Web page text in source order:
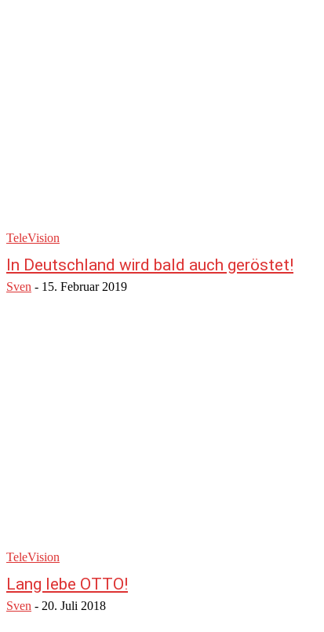
TeleVision
In Deutschland wird bald auch geröstet!
Sven - 15. Februar 2019
TeleVision
Lang lebe OTTO!
Sven - 20. Juli 2018